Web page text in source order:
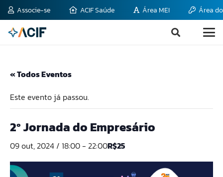
Associe-se ACIF Saúde Área MEI Área
« Todos Eventos
Este evento já passou.
2º Jornada do Empresário
09 out, 2024 / 18:00- 22:00R$25